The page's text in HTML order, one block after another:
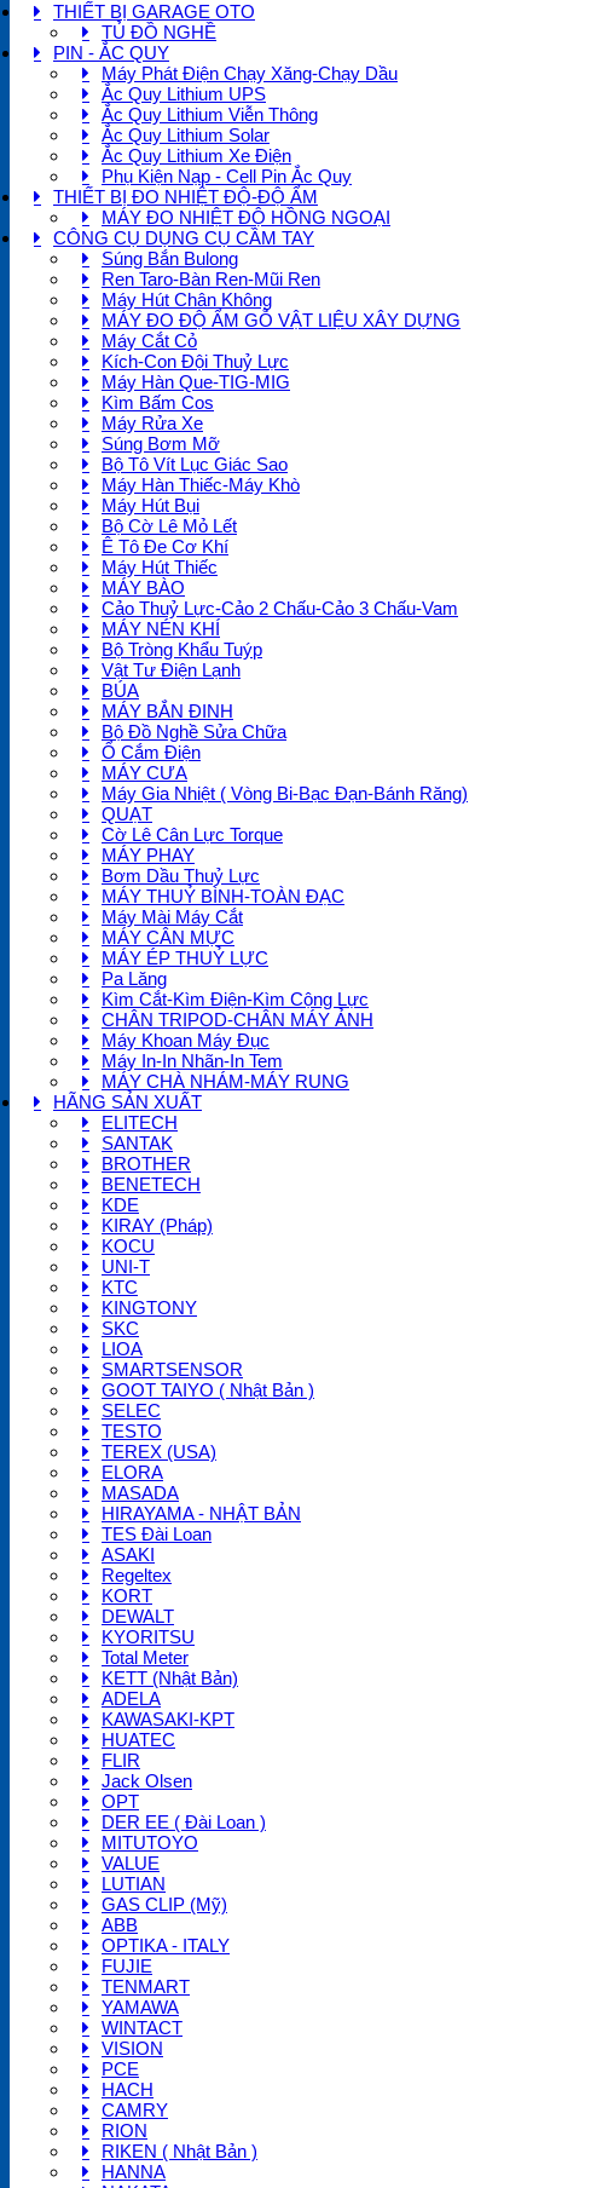
THIẾT BỊ GARAGE OTO
TỦ ĐỒ NGHỀ
PIN - ẮC QUY
Máy Phát Điện Chạy Xăng-Chạy Dầu
Ắc Quy Lithium UPS
Ắc Quy Lithium Viễn Thông
Ắc Quy Lithium Solar
Ắc Quy Lithium Xe Điện
Phụ Kiện Nạp - Cell Pin Ắc Quy
THIẾT BỊ ĐO NHIỆT ĐỘ-ĐỘ ẨM
MÁY ĐO NHIỆT ĐỘ HỒNG NGOẠI
CÔNG CỤ DỤNG CỤ CẦM TAY
Súng Bắn Bulong
Ren Taro-Bàn Ren-Mũi Ren
Máy Hút Chân Không
MÁY ĐO ĐỘ ẨM GỖ VẬT LIỆU XÂY DỰNG
Máy Cắt Cỏ
Kích-Con Đội Thuỷ Lực
Máy Hàn Que-TIG-MIG
Kìm Bấm Cos
Máy Rửa Xe
Súng Bơm Mỡ
Bộ Tô Vít Lục Giác Sao
Máy Hàn Thiếc-Máy Khò
Máy Hút Bụi
Bộ Cờ Lê Mỏ Lết
Ê Tô Đe Cơ Khí
Máy Hút Thiếc
MÁY BÀO
Cảo Thuỷ Lực-Cảo 2 Chấu-Cảo 3 Chấu-Vam
MÁY NÉN KHÍ
Bộ Tròng Khẩu Tuýp
Vật Tư Điện Lạnh
BÚA
MÁY BẮN ĐINH
Bộ Đồ Nghề Sửa Chữa
Ổ Cắm Điện
MÁY CƯA
Máy Gia Nhiệt ( Vòng Bi-Bạc Đạn-Bánh Răng)
QUẠT
Cờ Lê Cân Lực Torque
MÁY PHAY
Bơm Dầu Thuỷ Lực
MÁY THUỶ BÌNH-TOÀN ĐẠC
Máy Mài Máy Cắt
MÁY CÂN MỰC
MÁY ÉP THUỶ LỰC
Pa Lăng
Kìm Cắt-Kìm Điện-Kìm Cộng Lực
CHÂN TRIPOD-CHÂN MÁY ẢNH
Máy Khoan Máy Đục
Máy In-In Nhãn-In Tem
MÁY CHÀ NHÁM-MÁY RUNG
HÃNG SẢN XUẤT
ELITECH
SANTAK
BROTHER
BENETECH
KDE
KIRAY (Pháp)
KOCU
UNI-T
KTC
KINGTONY
SKC
LIOA
SMARTSENSOR
GOOT TAIYO ( Nhật Bản )
SELEC
TESTO
TEREX (USA)
ELORA
MASADA
HIRAYAMA - NHẬT BẢN
TES Đài Loan
ASAKI
Regeltex
KORT
DEWALT
KYORITSU
Total Meter
KETT (Nhật Bản)
ADELA
KAWASAKI-KPT
HUATEC
FLIR
Jack Olsen
OPT
DER EE ( Đài Loan )
MITUTOYO
VALUE
LUTIAN
GAS CLIP (Mỹ)
ABB
OPTIKA - ITALY
FUJIE
TENMART
YAMAWA
WINTACT
VISION
PCE
HACH
CAMRY
RION
RIKEN ( Nhật Bản )
HANNA